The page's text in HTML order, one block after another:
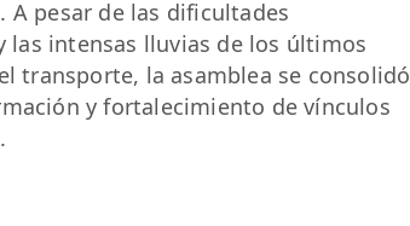
A pesar de las dificultades
las intensas lluvias de los últimos
transporte, la asamblea se consolidó
y fortalecimiento de vínculos